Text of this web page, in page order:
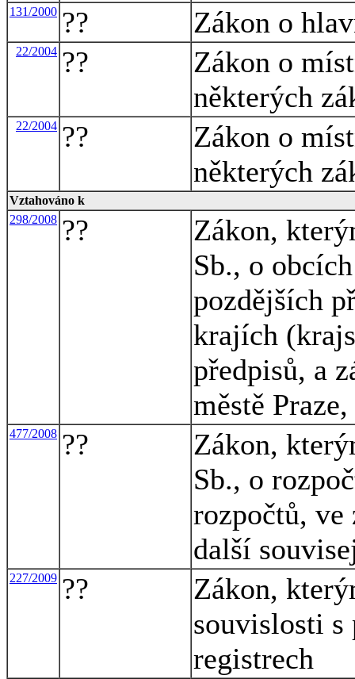
131/2000 ?? Zákon o
22/2004 ??
Zákon o
některých
22/2004 ??
Zákon o
některých
Vztahováno k
298/2008 ??
Zákon,
Sb., o
pozdějších
krajích
předpisů, a
městě
477/2008 ??
Zákon,
Sb., o
rozpočtů, ve
další
227/2009 ??
Zákon,
souvislosti s
registrech